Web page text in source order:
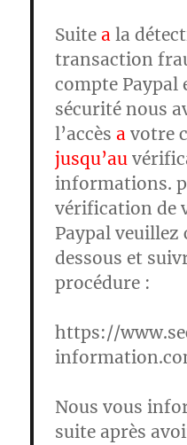
Suiteala
transaction
compte Paypal
sécurité nous
l’accèsavotre
jusqu’au
informations.
vérification de
Paypal
dessous et
procédure :
https://
Nous vous
suite après